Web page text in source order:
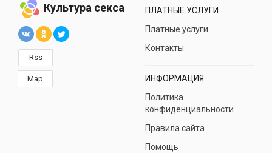
Культура секса
Rss
Map
ПЛАТНЫЕ УСЛУГИ
Платные услуги
Контакты
ИНФОРМАЦИЯ
Политика
конфиденциальности
Правила сайта
Помощь